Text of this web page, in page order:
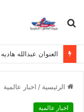
بحث
الرئيسية / اخبار عالمية
اخبار عالمية